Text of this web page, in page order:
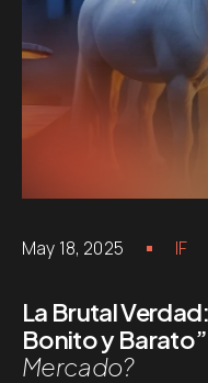
May 18, 2025 IF
La Brutal
Bonito y Barato”
Mercado?